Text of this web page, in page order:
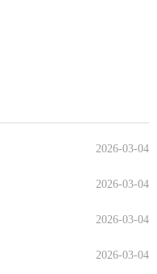
2026-03-04
2026-03-04
2026-03-04
2026-03-04